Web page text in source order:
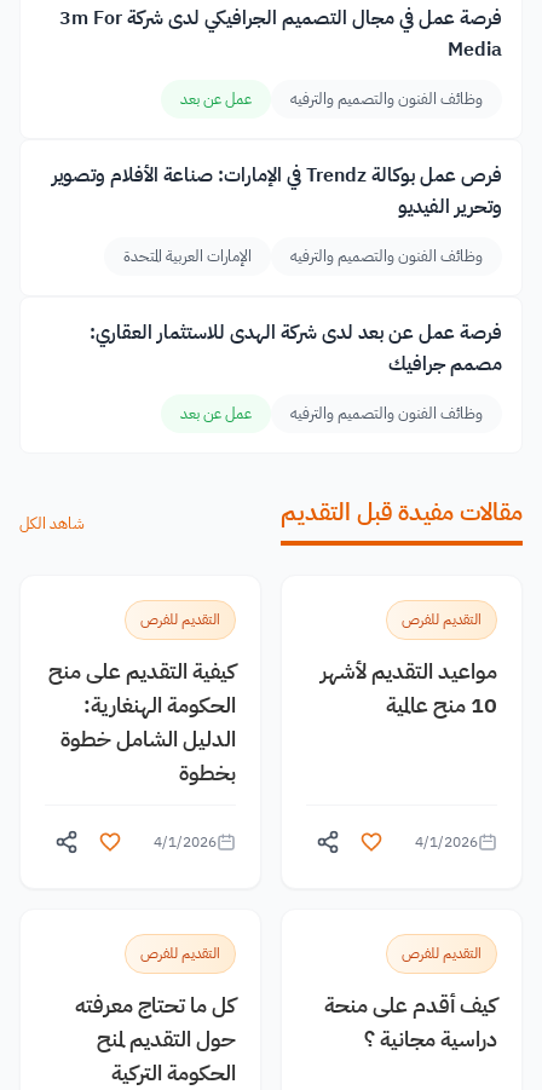
فرصة عمل في مجال التصميم الجرافيكي لدى شركة 3m For
Media
وظائف الفنون والتصميم والترفيه عمل عن بعد
فرص عمل بوكالة Trendz في الإمارات: صناعة الأفلام وتصوير
وتحرير الفيديو
وظائف الفنون والتصميم والترفيه الإمارات العربية المتحدة
فرصة عمل عن بعد لدى شركة الهدى للاستثمار العقاري:
مصمم جرافيك
وظائف الفنون والتصميم والترفيه عمل عن بعد
مقالات مفيدة قبل التقديم شاهد الكل
التقديم للفرص
مواعيد التقديم لأشهر
10 منح عالمية
4/1/2026
التقديم للفرص
كيفية التقديم على منح
الحكومة الهنغارية:
الدليل الشامل خطوة
بخطوة
4/1/2026
التقديم للفرص
كيف أقدم على منحة
دراسية مجانية ؟
التقديم للفرص
كل ما تحتاج معرفته
حول التقديم لمنح
الحكومة التركية